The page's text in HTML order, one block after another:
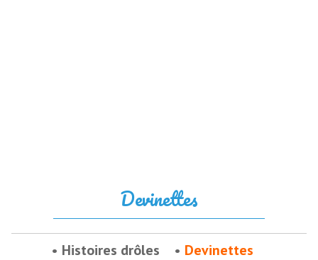
Devinettes
Histoires drôles
Devinettes